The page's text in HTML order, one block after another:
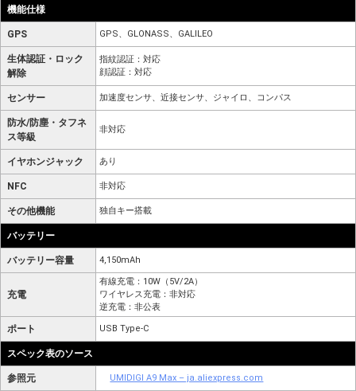
機能仕様
GPS GPS、GLONASS、GALILEO
生体認証・ロック
解除
指紋認証：対応
顔認証：対応
センサー 加速度センサ、近接センサ、ジャイロ、コンパス
防水/防塵・タフネ
ス等級
非対応
イヤホンジャック あり
NFC 非対応
その他機能 独自キー搭載
バッテリー
バッテリー容量 4,150mAh
充電
有線充電：10W（5V/2A）
ワイヤレス充電：非対応
逆充電：非公表
ポート USB Type-C
スペック表のソース
参照元 UMIDIGI A9 Max – ja.aliexpress.com